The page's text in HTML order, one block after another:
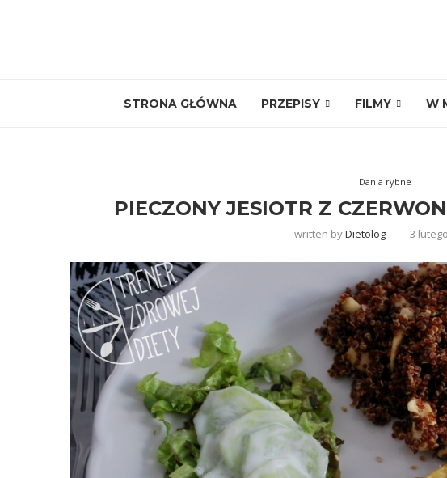
STRONA GŁÓWNA PRZEPISY FILMY W
Dania rybne
PIECZONY JESIOTR Z
written byDietolog 3